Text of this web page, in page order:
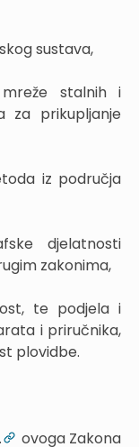
sustava,
stalnih i
za prikupljanje
iz područja
djelatnosti
zakonima,
te podjela i
i priručnika,
plovidbe.
ovoga Zakona